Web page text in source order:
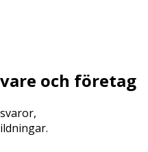
och företag